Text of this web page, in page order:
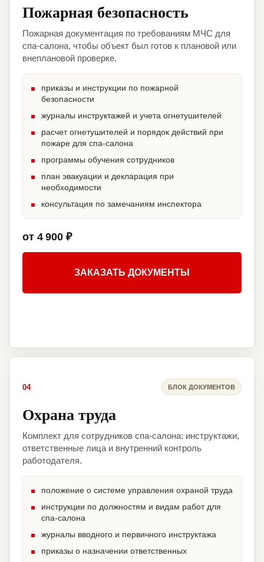
Пожарная безопасность
Пожарная документация по требованиям МЧС для
спа-салона, чтобы объект был готов к плановой или
внеплановой проверке.
приказы и инструкции по пожарной
безопасности
журналы инструктажей и учета огнетушителей
расчет огнетушителей и порядок действий при
пожаре для спа-салона
программы обучения сотрудников
план эвакуации и декларация при
необходимости
консультация по замечаниям инспектора
от 4 900 ₽
ЗАКАЗАТЬ ДОКУМЕНТЫ
04 БЛОК ДОКУМЕНТОВ
Охрана труда
Комплект для сотрудников спа-салона: инструктажи,
ответственные лица и внутренний контроль
работодателя.
положение о системе управления охраной труда
инструкции по должностям и видам работ для
спа-салона
журналы вводного и первичного инструктажа
приказы о назначении ответственных